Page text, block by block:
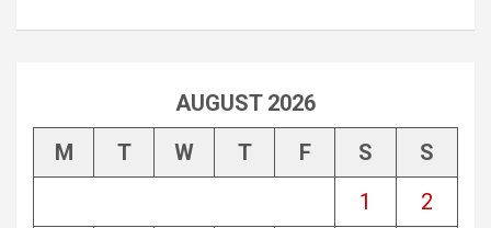
AUGUST 2026
M
T W T F S
S
1
2